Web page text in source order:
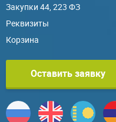
Закупки 44, 223 ФЗ
Реквизиты
Корзина
Оставить заявку